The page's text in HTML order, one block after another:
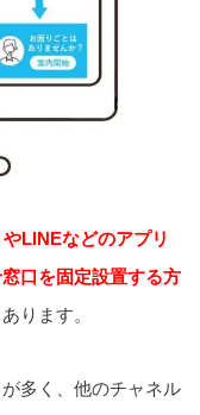
LINEなどのアプリ
口を固定設置する方
ります。
多く、他のチャネル